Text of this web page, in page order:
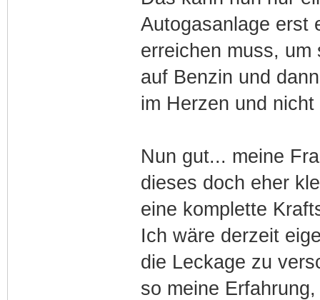
Autogasanlage erst
erreichen muss,
auf Benzin und
im Herzen und
Nun gut... meine
dieses doch eher
eine komplette
Ich wäre derzeit
die Leckage zu
so meine